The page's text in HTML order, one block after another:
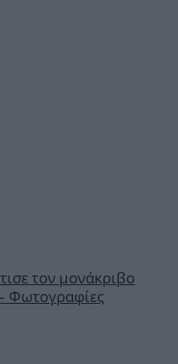
τον μονάκριβο
Φωτογραφίες